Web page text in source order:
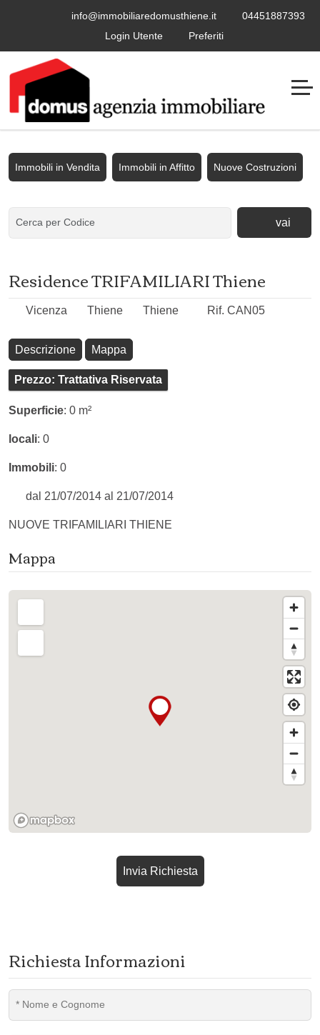
info@immobiliaredomusthiene.it
04451887393
Login Utente
Preferiti
Immobili in Vendita Immobili in Affitto Nuove Costruzioni
vai
Residence TRIFAMILIARI Thiene
Vicenza Thiene Thiene Rif. CAN05
Descrizione Mappa
Prezzo: Trattativa Riservata
Superficie: 0 m²
locali: 0
Immobili: 0
dal 21/07/2014 al 21/07/2014
NUOVE TRIFAMILIARI THIENE
Mappa
Invia Richiesta
Richiesta Informazioni